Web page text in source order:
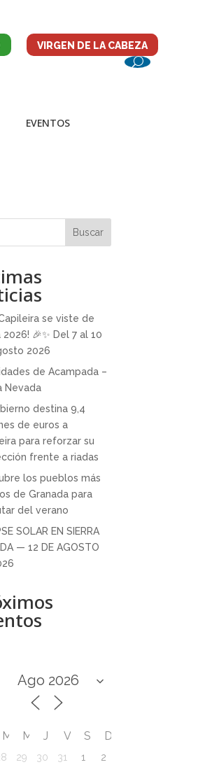
VIRGEN DE LA CABEZA
EVENTOS
Buscar
se viste de
🎉✨ Del 7 al 10
2026
de Acampada –
Nevada
destina 9,4
de euros a
para reforzar su
frente a riadas
los pueblos más
de Granada para
del verano
SOLAR EN SIERRA
— 12 DE AGOSTO
M M J V S D
29 30 31 1
2